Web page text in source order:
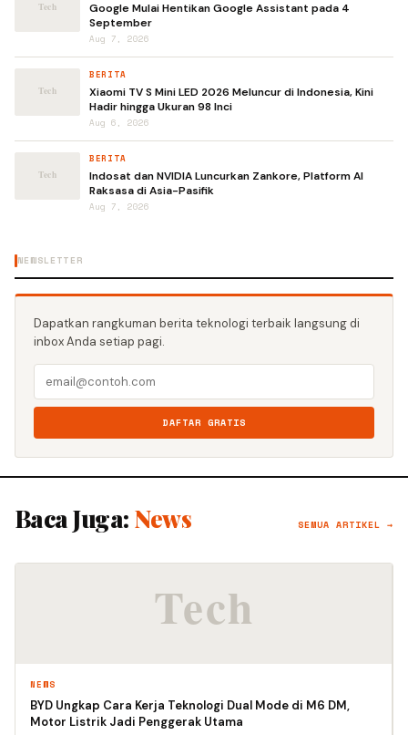
Google Mulai Hentikan Google Assistant pada 4
September
Aug 7, 2026
BERITA
Xiaomi TV S Mini LED 2026 Meluncur di Indonesia, Kini
Hadir hingga Ukuran 98 Inci
Aug 6, 2026
BERITA
Indosat dan NVIDIA Luncurkan Zankore, Platform AI
Raksasa di Asia-Pasifik
Aug 7, 2026
NEWSLETTER
Dapatkan rangkuman berita teknologi terbaik langsung di
inbox Anda setiap pagi.
DAFTAR GRATIS
Baca Juga: News SEMUA ARTIKEL →
NEWS
BYD Ungkap Cara Kerja Teknologi Dual Mode di M6 DM,
Motor Listrik Jadi Penggerak Utama